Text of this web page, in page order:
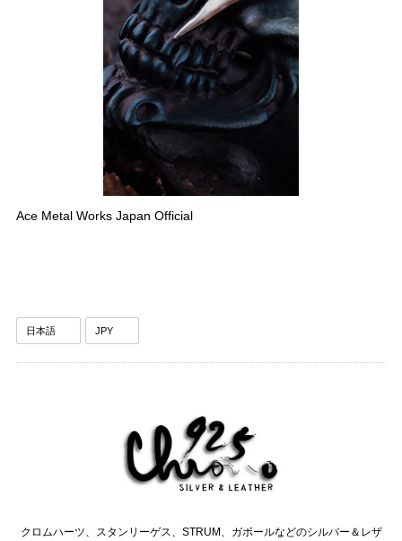
Ace Metal Works Japan Official
クロムハーツ、スタンリーゲス、STRUM、ガボールなどのシルバー＆レザ